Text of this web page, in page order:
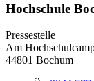
Hochschule
Pressestelle
Am
44801 Bochum